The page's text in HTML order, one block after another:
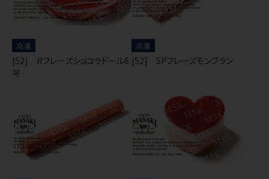
冷凍
[52] Rフレーズショコラドール6
号
冷凍
[52] SPフレーズモンブラン